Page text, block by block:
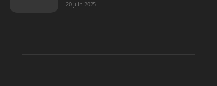
20 juin 2025